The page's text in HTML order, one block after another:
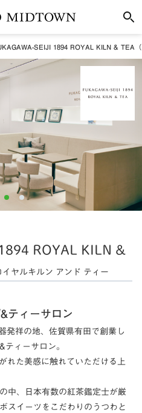
SEIJI 1894 ROYAL KILN & TEA
ROYAL KILN &
ヤルキルン アンド ティー
ティーサロン
発祥の地、佐賀県有田で創業し
ティーサロン。
れた美感に触れていただける上
中、日本有数の紅茶鑑定士が厳
スイーツをこだわりのうつわと